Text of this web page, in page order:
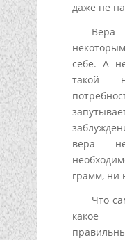
даже не
Вера
себе. А
такой
вера
грамм, ни
Что
какое